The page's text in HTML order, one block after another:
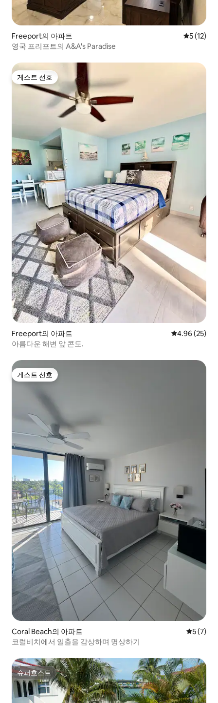
Freeport의 아파트 평점 5점
5 (12)
영국 프리포트의 A&A's Paradise
게스트 선호
게스트 선호
Freeport의 아파트 평점 4.96점(5
4.96 (25)
아름다운 해변 앞 콘도.
게스트 선호
게스트 선호
Coral Beach의 아파트 평점 5점
5 (7)
코럴비치에서 일출을 감상하며 명상하기
슈퍼호스트
슈퍼호스트